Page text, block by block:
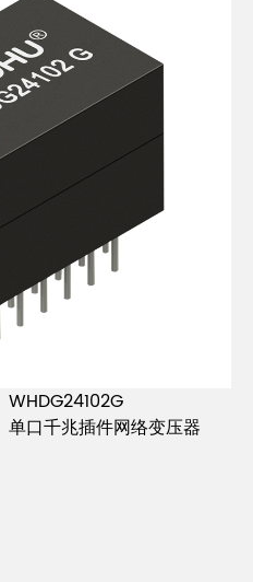
WHDG24102G
单口千兆插件网络变压器